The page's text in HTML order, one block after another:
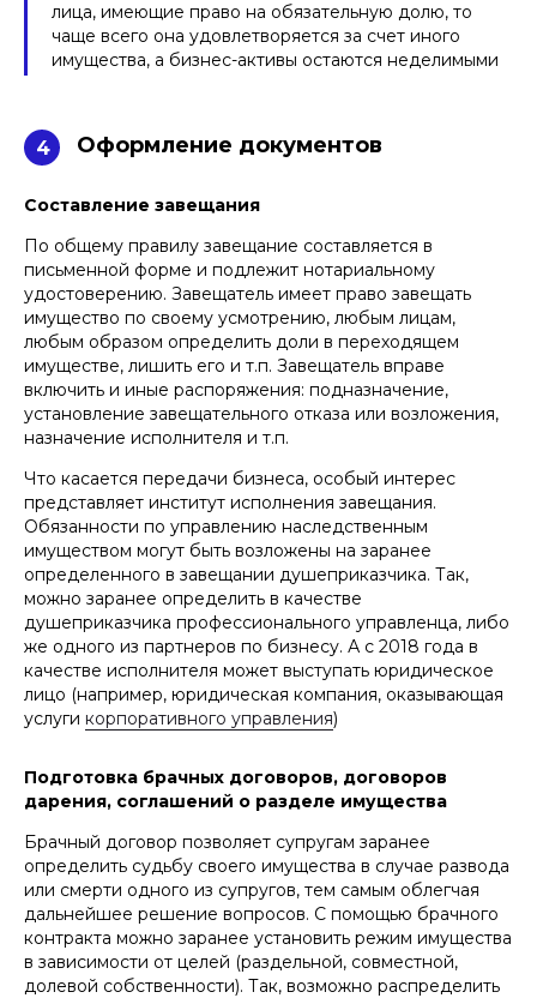
лица, имеющие право на обязательную долю, то
чаще всего она удовлетворяется за счет иного
имущества, а бизнес-активы остаются неделимыми
4 Оформление документов
Составление завещания
По общему правилу завещание составляется в
письменной форме и подлежит нотариальному
удостоверению. Завещатель имеет право завещать
имущество по своему усмотрению, любым лицам,
любым образом определить доли в переходящем
имуществе, лишить его и т.п. Завещатель вправе
включить и иные распоряжения: подназначение,
установление завещательного отказа или возложения,
назначение исполнителя и т.п.
Что касается передачи бизнеса, особый интерес
представляет институт исполнения завещания.
Обязанности по управлению наследственным
имуществом могут быть возложены на заранее
определенного в завещании душеприказчика. Так,
можно заранее определить в качестве
душеприказчика профессионального управленца, либо
же одного из партнеров по бизнесу. А с 2018 года в
качестве исполнителя может выступать юридическое
лицо (например, юридическая компания, оказывающая
услуги корпоративного управления)
Подготовка брачных договоров, договоров
дарения, соглашений о разделе имущества
Брачный договор позволяет супругам заранее
определить судьбу своего имущества в случае развода
или смерти одного из супругов, тем самым облегчая
дальнейшее решение вопросов. С помощью брачного
контракта можно заранее установить режим имущества
в зависимости от целей (раздельной, совместной,
долевой собственности). Так, возможно распределить